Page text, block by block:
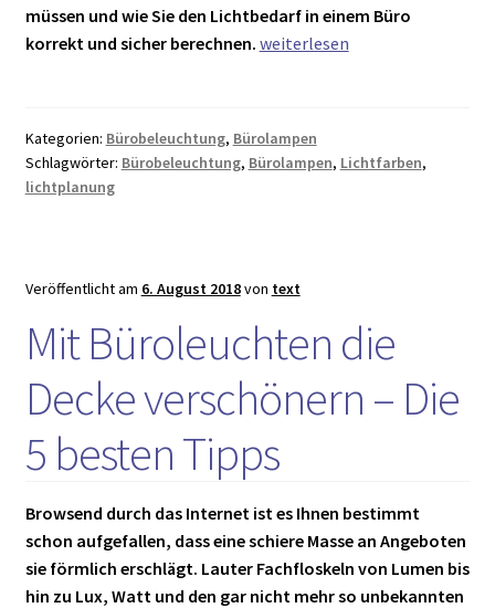
müssen und wie Sie den Lichtbedarf in einem Büro
korrekt und sicher berechnen. Bürobeleuchtung:
berechnen
weiterlesen
Kategorien: Bürobeleuchtung, Bürolampen
Schlagwörter: Bürobeleuchtung, Bürolampen, Lichtfarben,
lichtplanung
Veröffentlicht am 6. August 2018von text
Mit Büroleuchten die
Decke verschönern – Die
5 besten Tipps
Browsend durch das Internet ist es Ihnen bestimmt
schon aufgefallen, dass eine schiere Masse an Angeboten
sie förmlich erschlägt. Lauter Fachfloskeln von Lumen bis
hin zu Lux, Watt und den gar nicht mehr so unbekannten